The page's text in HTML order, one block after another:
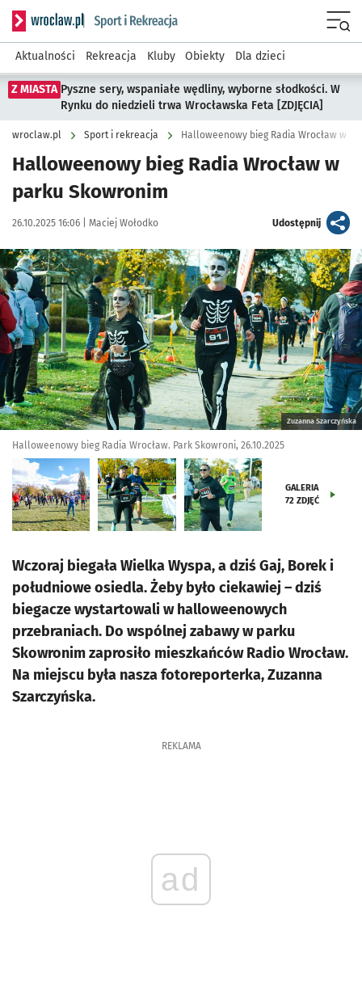
Serwis informacyjny wroclaw.pl podserwis: Sport i rekreacja
Aktualności Rekreacja Kluby Obiekty Dla dzieci
Z MIASTA Pyszne sery, wspaniałe wędliny, wyborne słodkości. W
Rynku do niedzieli trwa Wrocławska Feta [ZDJĘCIA]
wroclaw.pl Sport i rekreacja Halloweenowy bieg Radia Wrocław w
Halloweenowy bieg Radia Wrocław w
parku Skowronim
Data publikacji:
26.10.2025 16:06 | Autor:
Maciej Wołodko Udostępnijartykuł
Kliknij, aby zobaczyć galerię
Zuzanna Szarczyńska
Halloweenowy bieg Radia Wrocław. Park Skowroni, 26.10.2025
GALERIA
72 ZDJĘĆ
Wczoraj biegała Wielka Wyspa, a dziś Gaj, Borek i
południowe osiedla. Żeby było ciekawiej – dziś
biegacze wystartowali w halloweenowych
przebraniach. Do wspólnej zabawy w parku
Skowronim zaprosiło mieszkańców Radio Wrocław.
Na miejscu była nasza fotoreporterka, Zuzanna
Szarczyńska.
REKLAMA
ad